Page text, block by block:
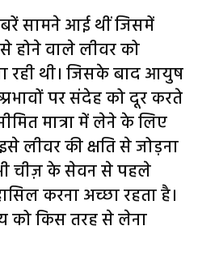
सामने आई थीं जिसमें
होने वाले लीवर को
रही थी। जिसके बाद आयुष
पर संदेह को दूर करते
मात्रा में लेने के लिए
लीवर की क्षति से जोड़ना
चीज़ के सेवन से पहले
करना अच्छा रहता है।
को किस तरह से लेना